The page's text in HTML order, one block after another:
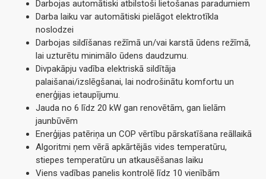
Darbojas automātiski atbilstoši lietošanas paradumiem
Darba laiku var automātiski pielāgot elektrotīkla
noslodzei
Darbojas sildīšanas režīmā un/vai karstā ūdens režīmā,
lai uzturētu minimālo ūdens daudzumu.
Divpakāpju vadība elektriskā sildītāja
palaišanai/izslēgšanai, lai nodrošinātu komfortu un
enerģijas ietaupījumu.
Jauda no 6 līdz 20 kW gan renovētām, gan lielām
jaunbūvēm
Enerģijas patēriņa un COP vērtību pārskatīšana reāllaikā
Algoritmi ņem vērā apkārtējās vides temperatūru,
stiepes temperatūru un atkausēšanas laiku
Viens vadības panelis kontrolē līdz 10 vienībām